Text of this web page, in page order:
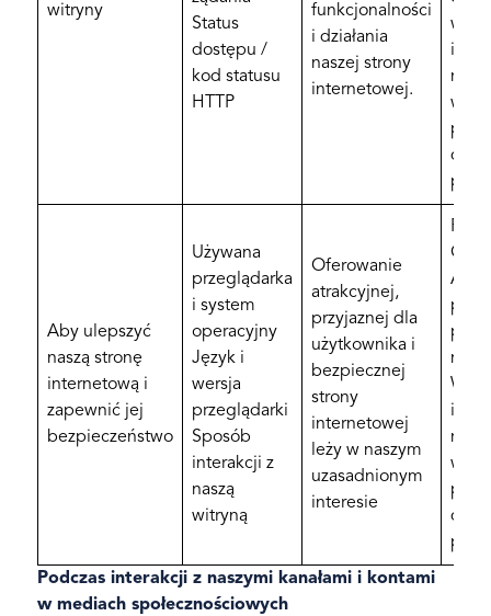
witryny
Status
dostępu /
kod statusu
HTTP
funkcjonalności
i działania
naszej strony
internetowej.
w
Aby ulepszyć
naszą stronę
internetową i
zapewnić jej
bezpieczeństwo
Używana
przeglądarka
i system
operacyjny
Język i
wersja
przeglądarki
Sposób
interakcji z
naszą
witryną
Oferowanie
atrakcyjnej,
przyjaznej dla
użytkownika i
bezpiecznej
strony
internetowej
leży w naszym
uzasadnionym
interesie
Pliki
w
Podczas interakcji z naszymi kanałami i kontami
w mediach społecznościowych